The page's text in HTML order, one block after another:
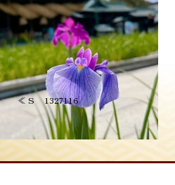
投
ナ
ビ
≪S__1327116